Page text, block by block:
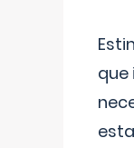
que